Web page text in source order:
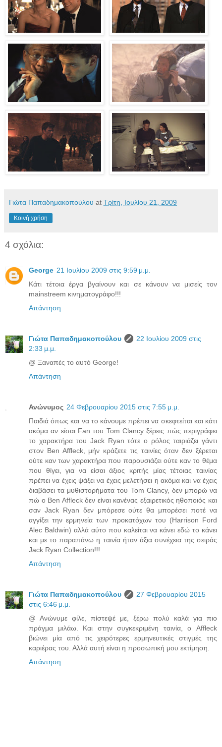
Γιώτα Παπαδημακοπούλου at Τρίτη, Ιουλίου 21, 2009
Κοινή χρήση
4 σχόλια:
George 21 Ιουλίου 2009 στις 9:59 μ.μ.
Κάτι τέτοια έργα βγαίνουν και σε κάνουν να μισείς τον
mainstreem κινηματογράφο!!!
Απάντηση
Γιώτα Παπαδημακοπούλου
22 Ιουλίου 2009 στις
2:33 μ.μ.
@ Ξαναπές το αυτό George!
Απάντηση
Ανώνυμος 24 Φεβρουαρίου 2015 στις 7:55 μ.μ.
Παιδιά όπως και να το κάνουμε πρέπει να σκεφτείται και κάτι
ακόμα αν είσαι Fan του Tom Clancy ξέρεις πώς περιγράφει
το χαρακτήρα του Jack Ryan τότε ο ρόλος ταιριάζει γάντι
στον Ben Affleck, μήν κράζετε τις ταινίες όταν δεν ξέρεται
ούτε καν των χαρακτήρα που παρουσιάζει ούτε καν το θέμα
που θίγει, για να είσαι άξιος κριτής μίας τέτοιας ταινίας
πρέπει να έχεις ψάξει να έχεις μελετήσει η ακόμα και να έχεις
διαβάσει τα μυθιστορήματα του Tom Clancy, δεν μπορώ να
πώ ο Ben Affleck δεν είναι κανένας εξαιρετικός ηθοποιός και
σαν Jack Ryan δεν μπόρεσε ούτε θα μπορέσει ποτέ να
αγγίξει την ερμηνεία των προκατόχων του (Harrison Ford
Alec Baldwin) αλλά αύτο που καλείται να κάνει εδώ το κάνει
και με το παραπάνω η ταινία ήταν άξια συνέχεια της σειράς
Jack Ryan Collection!!!
Απάντηση
Γιώτα Παπαδημακοπούλου
27 Φεβρουαρίου 2015
στις 6:46 μ.μ.
@ Ανώνυμε φίλε, πίστεψέ με, ξέρω πολύ καλά για πιο
πράγμα μιλάω. Και στην συγκεκριμένη ταινία, ο Affleck
βιώνει μία από τις χειρότερες ερμηνευτικές στιγμές της
καριέρας του. Αλλά αυτή είναι η προσωπική μου εκτίμηση.
Απάντηση